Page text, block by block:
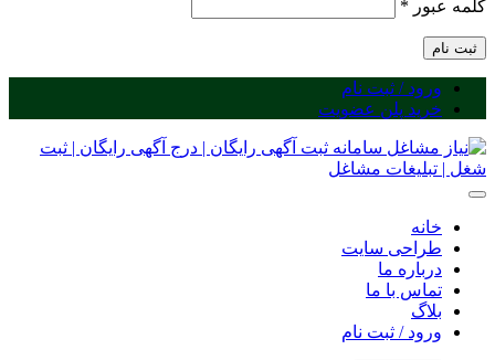
کلمه عبور *
ثبت نام
ورود / ثبت نام
خرید پلن عضویت
خانه
طراحی سایت
درباره ما
تماس با ما
بلاگ
ورود / ثبت نام